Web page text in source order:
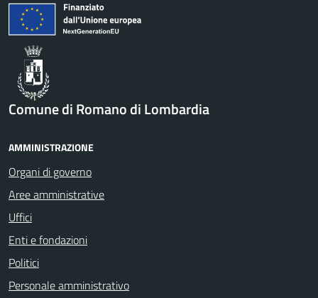
Comune di Romano di Lombardia
AMMINISTRAZIONE
Organi di governo
Aree amministrative
Uffici
Enti e fondazioni
Politici
Personale amministrativo